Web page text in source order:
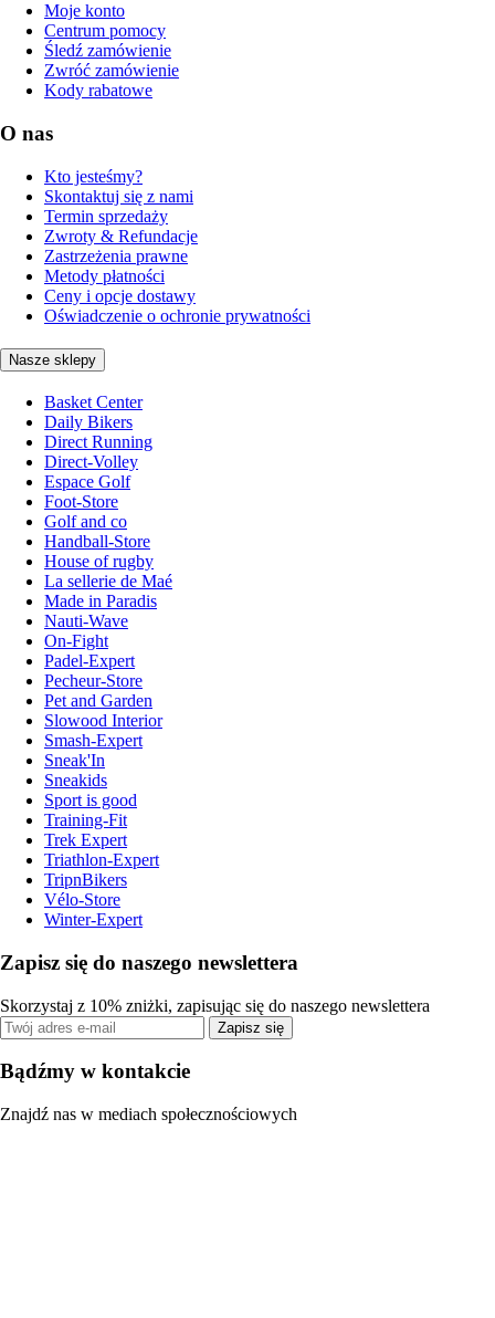
Moje konto
Centrum pomocy
Śledź zamówienie
Zwróć zamówienie
Kody rabatowe
O nas
Kto jesteśmy?
Skontaktuj się z nami
Termin sprzedaży
Zwroty & Refundacje
Zastrzeżenia prawne
Metody płatności
Ceny i opcje dostawy
Oświadczenie o ochronie prywatności
Nasze sklepy
Basket Center
Daily Bikers
Direct Running
Direct-Volley
Espace Golf
Foot-Store
Golf and co
Handball-Store
House of rugby
La sellerie de Maé
Made in Paradis
Nauti-Wave
On-Fight
Padel-Expert
Pecheur-Store
Pet and Garden
Slowood Interior
Smash-Expert
Sneak'In
Sneakids
Sport is good
Training-Fit
Trek Expert
Triathlon-Expert
TripnBikers
Vélo-Store
Winter-Expert
Zapisz się do naszego newslettera
Skorzystaj z 10% zniżki, zapisując się do naszego newslettera
Zapisz się
Bądźmy w kontakcie
Znajdź nas w mediach społecznościowych